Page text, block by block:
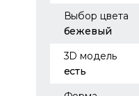
Выбор цвета
бежевый
3D модель
есть